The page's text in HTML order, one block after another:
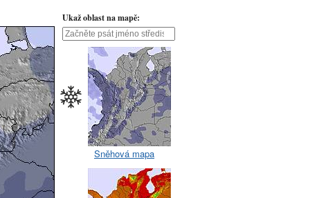
Ukaž oblast na mapě:
Sněhová mapa